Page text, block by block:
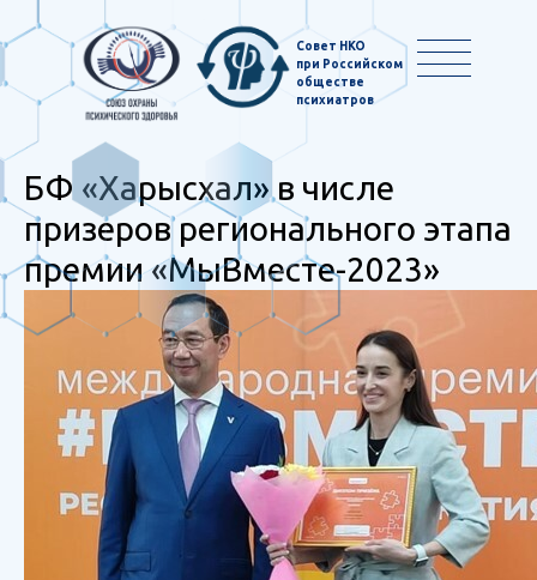
Совет НКО
при Российском
обществе
психиатров
БФ «Харысхал» в числе
призеров регионального этапа
премии «МыВместе-2023»